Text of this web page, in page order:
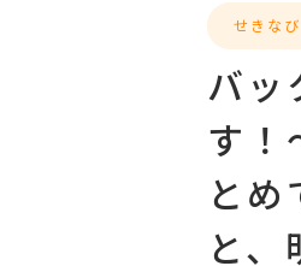
せきなび
バッ
す！
とめ
と、